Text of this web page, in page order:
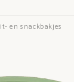
en snackbakjes